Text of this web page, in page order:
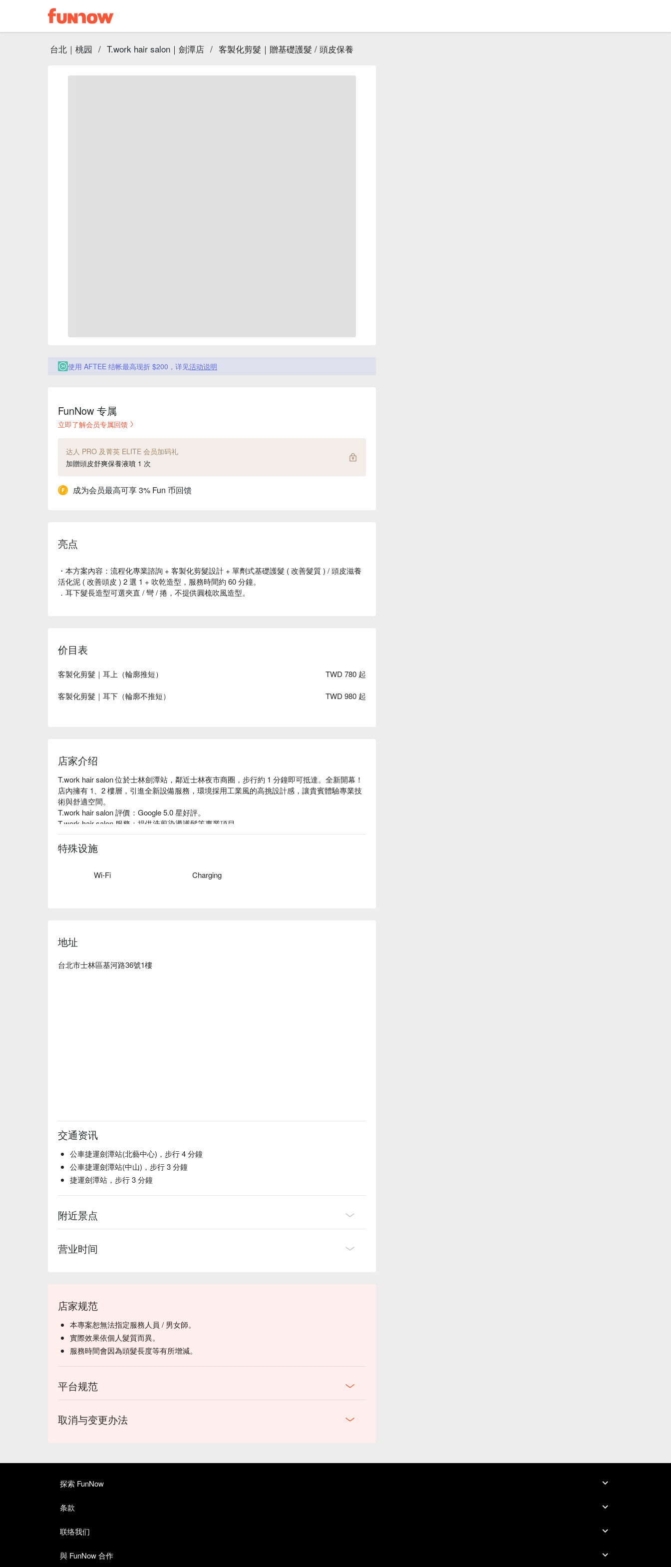
台北｜桃园 / T.work hair salon｜劍潭店 / 客製化剪髮｜贈基礎護髮 / 頭皮保養
使用 AFTEE 结帐最高现折 $200，详见活动说明
FunNow 专属
立即了解会员专属回馈
达人 PRO 及菁英 ELITE 会员加码礼
加贈頭皮舒爽保養液噴 1 次
成为会员最高可享 3% Fun 币回馈
亮点
・本方案內容：流程化專業諮詢 + 客製化剪髮設計 + 單劑式基礎護髮 ( 改善髮質 ) / 頭皮滋養
活化泥 ( 改善頭皮 ) 2 選 1 + 吹乾造型，服務時間約 60 分鐘。
．耳下髮長造型可選夾直 / 彎 / 捲，不提供圓梳吹風造型。
价目表
客製化剪髮｜耳上（輪廓推短） TWD 780 起
客製化剪髮｜耳下（輪廓不推短） TWD 980 起
店家介绍
T.work hair salon 位於士林劍潭站，鄰近士林夜市商圈，步行約 1 分鐘即可抵達。全新開幕！
店內擁有 1、2 樓層，引進全新設備服務，環境採用工業風的高挑設計感，讓貴賓體驗專業技
術與舒適空間。
T.work hair salon 評價：Google 5.0 星好評。
T.work hair salon 服務：提供洗剪染燙護髮等專業項目。
T.work hair salon 推薦：專業團隊透過不斷的學習技術與精進美感、創造獨特性，讓顧客安心
體驗有型風格！
T.work hair salon 預約、T.work hair salon 價格立刻查看 ⬇︎
特殊设施
Wi-Fi Charging
地址
台北市士林區基河路36號1樓
交通资讯
公車捷運劍潭站(北藝中心)，步行 4 分鐘
公車捷運劍潭站(中山)，步行 3 分鐘
捷運劍潭站，步行 3 分鐘
附近景点
营业时间
店家规范
本專案恕無法指定服務人員 / 男女師。
實際效果依個人髮質而異。
服務時間會因為頭髮長度等有所增減。
平台规范
取消与变更办法
探索 FunNow
条款
联络我们
與 FunNow 合作